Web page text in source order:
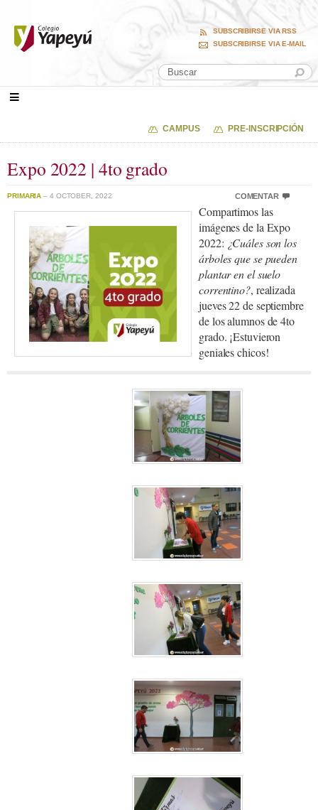
SUBSCRIBIRSE VIA RSS
SUBSCRIBIRSE VIA E-MAIL
CAMPUS PRE-INSCRIPCIÓN
Expo 2022 | 4to grado
PRIMARIA – 4 OCTOBER, 2022 COMENTAR
Compartimos las
imágenes de la Expo
2022: ¿Cuáles son los
árboles que se pueden
plantar en el suelo
correntino?, realizada
jueves 22 de septiembre
de los alumnos de 4to
grado. ¡Estuvieron
geniales chicos!